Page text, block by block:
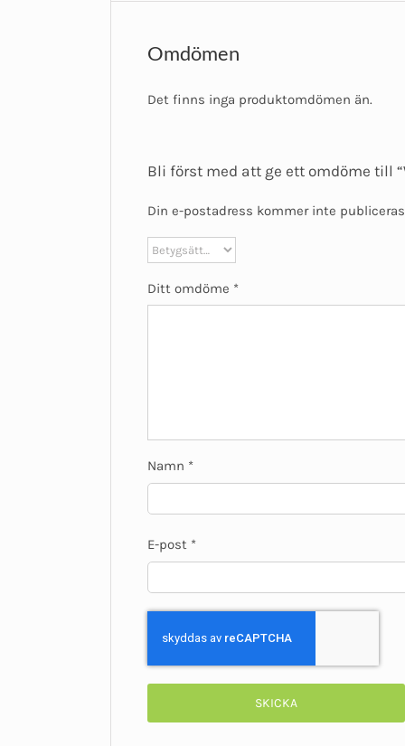
Omdömen
Det finns inga produktomdömen än.
Bli först med att ge ett omdöme till
Din e-postadress kommer inte
Ditt omdöme *
Namn *
E-post *